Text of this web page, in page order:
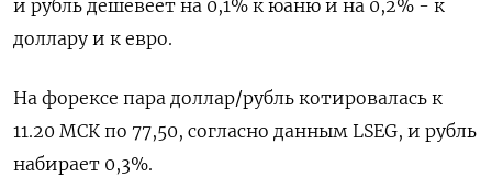
и рубль дешевеет на 0,1% к юаню и на 0,2% - к
доллару и к евро.
На форексе пара доллар/рубль котировалась к
11.20 МСК по 77,50, согласно данным LSEG, и рубль
набирает 0,3%.